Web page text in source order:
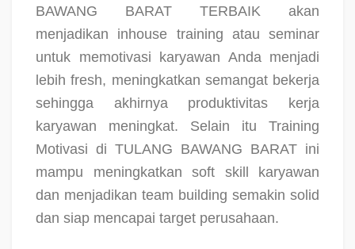
BAWANG BARAT TERBAIK akan
menjadikan inhouse training atau seminar
untuk memotivasi karyawan Anda menjadi
lebih fresh, meningkatkan semangat bekerja
sehingga akhirnya produktivitas kerja
karyawan meningkat. Selain itu Training
Motivasi di TULANG BAWANG BARAT ini
mampu meningkatkan soft skill karyawan
dan menjadikan team building semakin solid
dan siap mencapai target perusahaan.